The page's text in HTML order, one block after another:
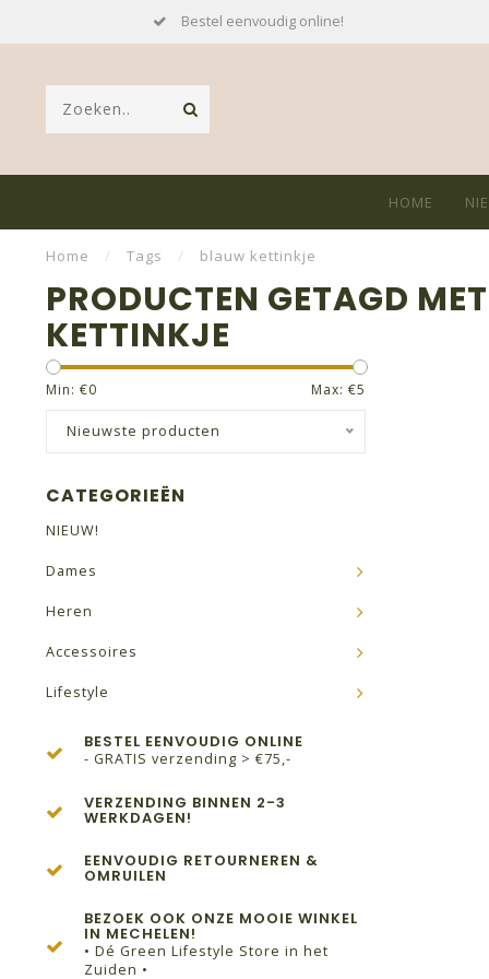
Bestel eenvoudig online!
HOME
Home / Tags / blauw kettinkje
PRODUCTEN GETAGD
KETTINKJE
Min: €0 Max: €5
Nieuwste producten
CATEGORIEËN
NIEUW!
Dames
Heren
Accessoires
Lifestyle
BESTEL EENVOUDIG ONLINE
- GRATIS verzending > €75,-
VERZENDING BINNEN 2-3
WERKDAGEN!
EENVOUDIG RETOURNEREN &
OMRUILEN
BEZOEK OOK ONZE MOOIE WINKEL
IN MECHELEN!
• Dé Green Lifestyle Store in het
Zuiden •